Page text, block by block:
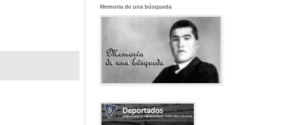
Memoria de una búsqueda